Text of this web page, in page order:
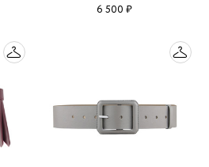
6 500 ₽